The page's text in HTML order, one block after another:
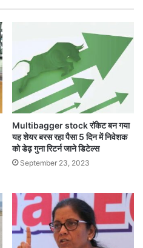
Multibagger stock रॉकेट बन गया
यह शेयर बरस रहा पैसा 5 दिन में निवेशक
को डेढ़ गुना रिटर्न जाने डिटेल्स
September 23, 2023